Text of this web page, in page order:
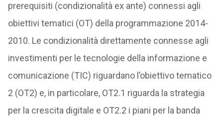
prerequisiti (condizionalità ex ante) connessi agli
obiettivi tematici (OT) della programmazione 2014-
2010. Le condizionalità direttamente connesse agli
investimenti per le tecnologie della informazione e
comunicazione (TIC) riguardano l’obiettivo tematico
2 (OT2) e, in particolare, OT2.1 riguarda la strategia
per la crescita digitale e OT2.2 i piani per la banda